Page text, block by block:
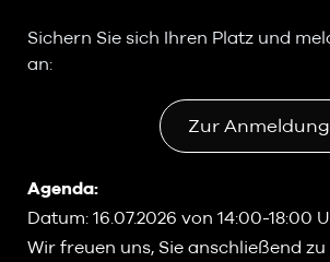
Sichern Sie sich Ihren Platz und
an:
Zur Anmeldung
Agenda:
Datum: 16.07.2026 von 14:00-18:00
Wir freuen uns, Sie anschließend